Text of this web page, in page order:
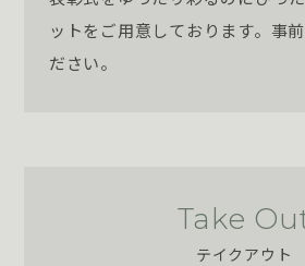
ットをご用意しております。事
ださい。
Take
テイクアウト